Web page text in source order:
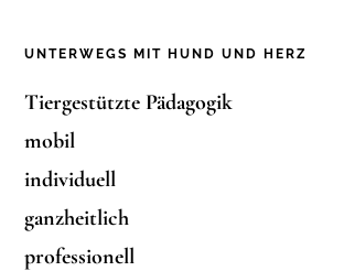
UNTERWEGS MIT HUND UND HERZ
Tiergestützte Pädagogik
mobil
individuell
ganzheitlich
professionell